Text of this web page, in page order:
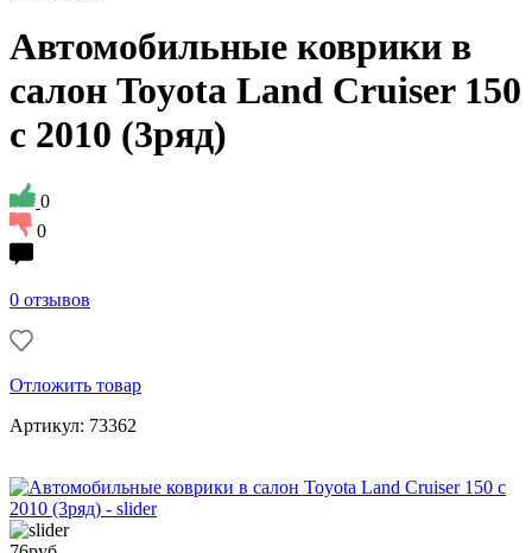
Автомобильные коврики в
салон Toyota Land Cruiser 150
с 2010 (3ряд)
0
0
0 отзывов
Отложить товар
Артикул: 73362